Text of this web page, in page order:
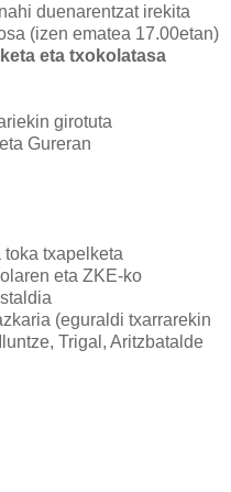
duenarentzat irekita
(izen ematea 17.00etan)
eta txokolatasa
girotuta
Gureran
txapelketa
eta ZKE-ko
(eguraldi txarrarekin
Trigal, Aritzbatalde